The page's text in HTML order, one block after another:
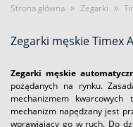
Strona główna » Zegarki »
Zegarki męskie Timex
Zegarki męskie
pożądanych na rynku.
mechanizmem
mechanizm napędzany jest
wprawiający go w ruch. Do